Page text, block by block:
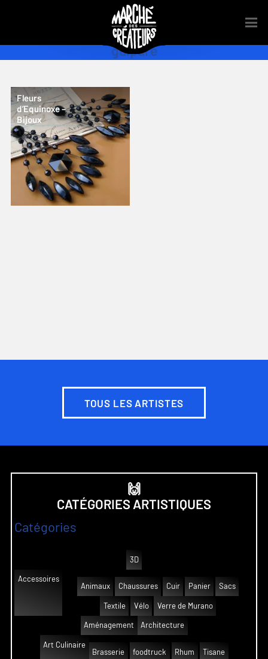
guipure
Fleurs
d’Equinoxe –
Bijoux
TOUS LES ARTISTES
🙌
CATÉGORIES ARTISTIQUES
Catégories
3D
Accessoires
Animaux
Chaussures Cuir Panier Sacs
Textile Vélo Verre de Murano
Aménagement Architecture
Art Culinaire
Brasserie
foodtruck Rhum Tisane